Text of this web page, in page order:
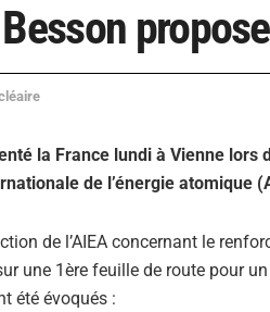
la France lundi à Vienne
de l’énergie atomique
de l’AIEA concernant le
une 1ère feuille de route pour
été évoqués :